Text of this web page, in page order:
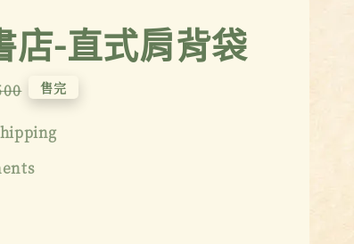
店-直式肩背袋
售完